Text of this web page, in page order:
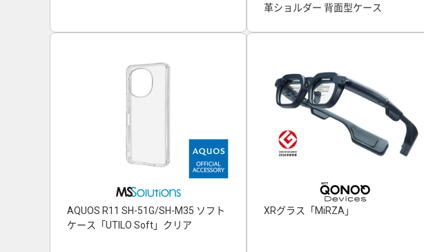
革ショルダー 背面型ケース
AQUOS R11 SH-51G/SH-M35 ソフト
ケース「UTILO Soft」クリア
XRグラス「MiRZA」